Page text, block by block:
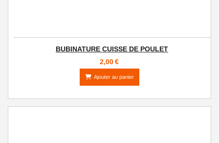
BUBINATURE CUISSE DE POULET
2,00€
Ajouter au panier